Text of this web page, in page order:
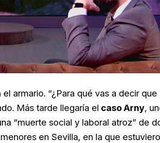
armario. “¿Para qué vas a decir que
Más tarde llegaría el caso Arny,
“muerte social y laboral atroz” de
en Sevilla, en la que